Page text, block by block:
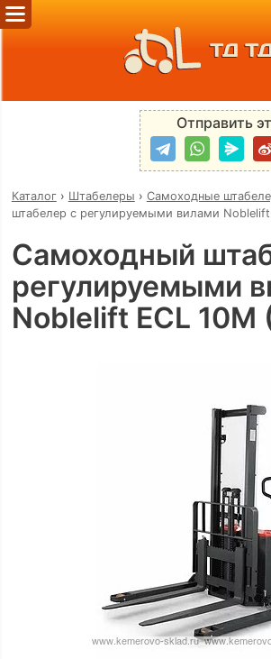
ТД
Отправить
Каталог› Штабелеры › Самоходные
штабелер с регулируемыми вилами Noblelift
Самоходный
регулируемыми
Noblelift ECL 10M